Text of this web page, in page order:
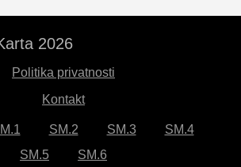
2026
Politika privatnosti
Kontakt
SM.2 SM.3
SM.4
SM.5
SM.6